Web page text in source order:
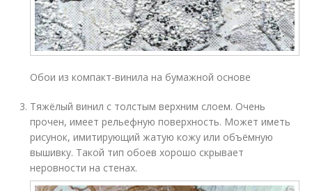
Обои из компакт-винила на бумажной основе
Тяжёлый винил с толстым верхним слоем. Очень
прочен, имеет рельефную поверхность. Может иметь
рисунок, имитирующий жатую кожу или объёмную
вышивку. Такой тип обоев хорошо скрывает
неровности на стенах.